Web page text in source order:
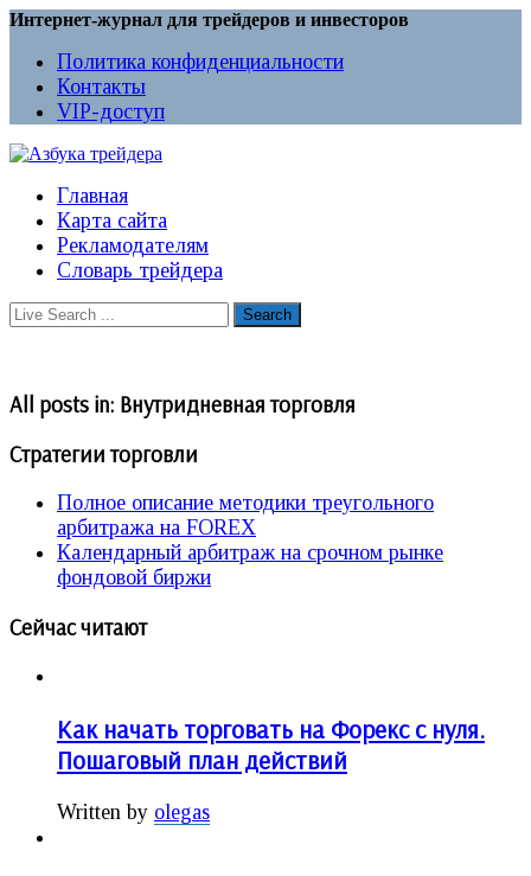
Интернет-журнал для трейдеров и инвесторов
Политика конфиденциальности
Контакты
VIP-доступ
Главная
Карта сайта
Рекламодателям
Словарь трейдера
All posts in: Внутридневная торговля
Стратегии торговли
Полное описание методики треугольного
арбитража на FOREX
Календарный арбитраж на срочном рынке
фондовой биржи
Сейчас читают
Как начать торговать на Форекс с нуля.
Пошаговый план действий
Written by olegas